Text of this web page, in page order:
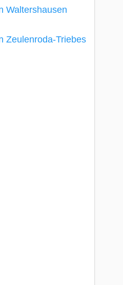
Waltershausen
Zeulenroda-Triebes